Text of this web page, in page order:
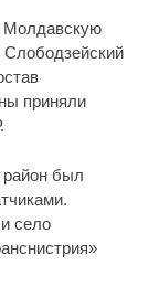
Молдавскую
приняли
район был
село